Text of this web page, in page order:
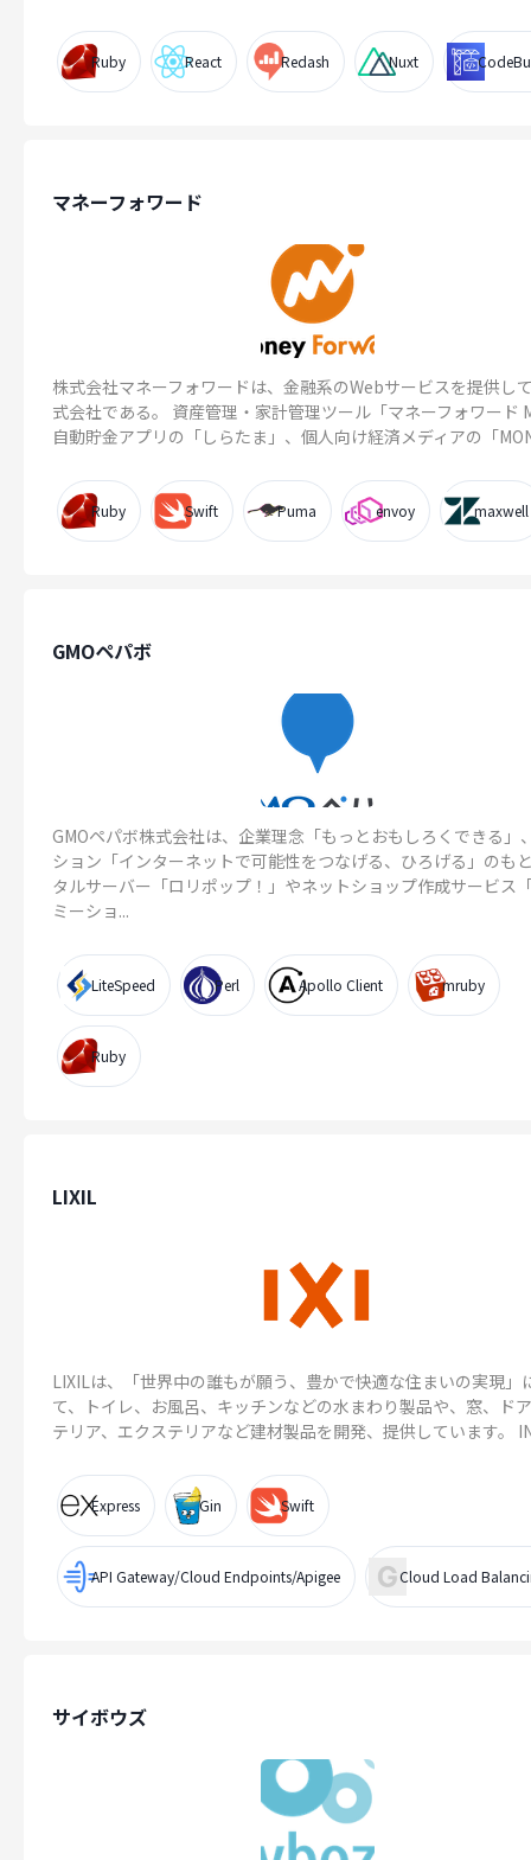
Ruby React Redash Nuxt
マネーフォワード
株式会社マネーフォワードは、金融系のWebサービスを提供し
式会社である。 資産管理・家計管理ツール「マネーフォワード
自動貯金アプリの「しらたま」、個人向け経済メディアの「
Ruby Swift Puma envoy maxwell
GMOペパボ
GMOペパボ株式会社は、企業理念「もっとおもしろくできる」
ション「インターネットで可能性をつなげる、ひろげる」のも
タルサーバー「ロリポップ！」やネットショップ作成サービス
ミーショ...
LiteSpeed Perl Apollo Client mruby
Ruby
LIXIL
LIXILは、「世界中の誰もが願う、豊かで快適な住まいの実現」
て、トイレ、お風呂、キッチンなどの水まわり製品や、窓、ド
テリア、エクステリアなど建材製品を開発、提供しています。
Express Gin Swift
API Gateway/Cloud Endpoints/Apigee Cloud Load
サイボウズ